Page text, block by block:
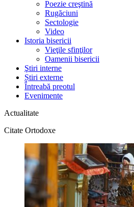
Poezie creştină
Rugăciuni
Sectologie
Video
Istoria bisericii
Vieţile sfinţilor
Oamenii bisericii
Ştiri interne
Știri externe
Întreabă preotul
Evenimente
Actualitate
Citate Ortodoxe